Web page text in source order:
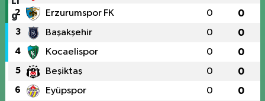
2 Erzurumspor FK 0 0
3 Başakşehir 0 0
4 Kocaelispor 0 0
5 Beşiktaş 0 0
6 Eyüpspor 0 0